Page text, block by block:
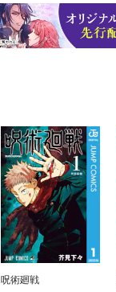
呪術廻戦